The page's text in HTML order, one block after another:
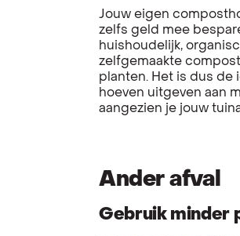
Jouw eigen
zelfs geld mee
huishoudelijk,
zelfgemaakte
planten. Het is dus de
hoeven uitgeven aan
aangezien je jouw
Ander afval
Gebruik minder